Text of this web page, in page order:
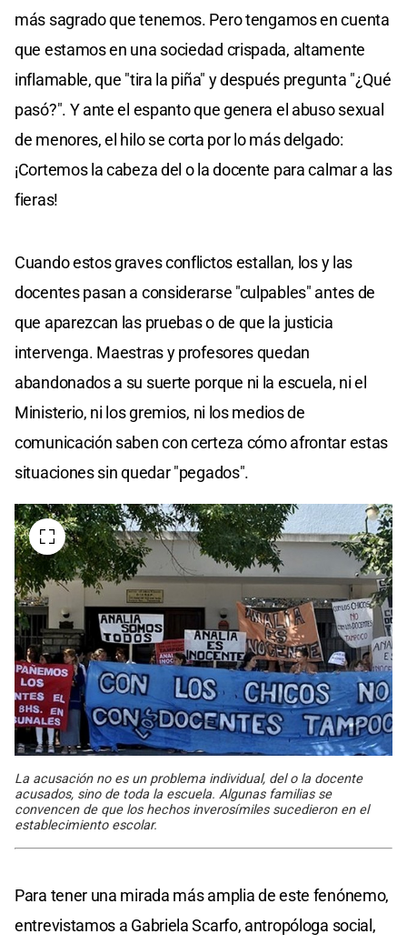
más sagrado que tenemos. Pero tengamos en cuenta
que estamos en una sociedad crispada, altamente
inflamable, que "tira la piña" y después pregunta "¿Qué
pasó?". Y ante el espanto que genera el abuso sexual
de menores, el hilo se corta por lo más delgado:
¡Cortemos la cabeza del o la docente para calmar a las
fieras!
Cuando estos graves conflictos estallan, los y las
docentes pasan a considerarse "culpables" antes de
que aparezcan las pruebas o de que la justicia
intervenga. Maestras y profesores quedan
abandonados a su suerte porque ni la escuela, ni el
Ministerio, ni los gremios, ni los medios de
comunicación saben con certeza cómo afrontar estas
situaciones sin quedar "pegados".
La acusación no es un problema individual, del o la docente
acusados, sino de toda la escuela. Algunas familias se
convencen de que los hechos inverosímiles sucedieron en el
establecimiento escolar.
Para tener una mirada más amplia de este fenónemo,
entrevistamos a Gabriela Scarfo, antropóloga social,